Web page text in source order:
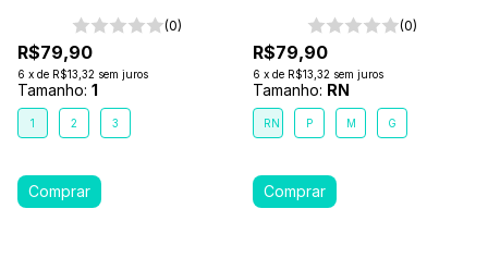
Caramelo
(0)
R$79,90
6 x de R$13,32 sem juros
Tamanho: 1
1 2 3
(0)
R$79,90
6 x de R$13,32 sem juros
Tamanho: RN
RN P M G